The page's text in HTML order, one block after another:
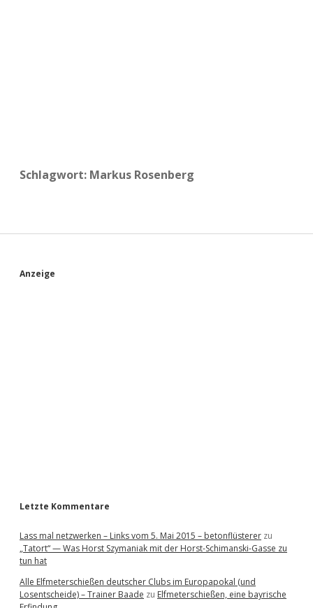
Schlagwort: Markus Rosenberg
S
Anzeige
Letzte Kommentare
Lass mal netzwerken – Links vom 5. Mai 2015 – betonflüsterer zu
„Tatort“ — Was Horst Szymaniak mit der Horst-Schimanski-Gasse zu
tun hat
Alle Elfmeterschießen deutscher Clubs im Europapokal (und
Losentscheide) – Trainer Baade zu Elfmeterschießen, eine bayrische